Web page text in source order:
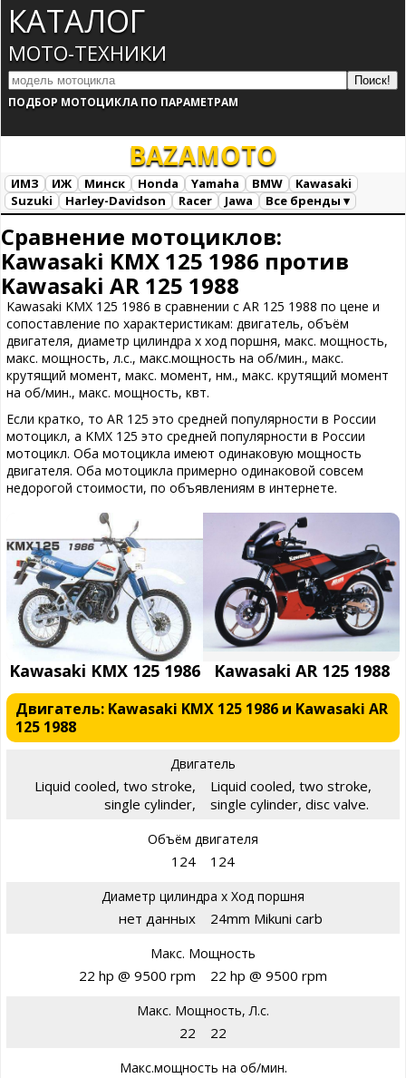
КАТАЛОГ
МОТО-ТЕХНИКИ
ПОДБОР МОТОЦИКЛА ПО ПАРАМЕТРАМ
BAZAMOTO
ИМЗ ИЖ Минск Honda Yamaha BMW
Kawasaki
Suzuki
Harley-Davidson Racer Jawa
Все бренды ▾
Сравнение мотоциклов:
Kawasaki KMX 125 1986 против
Kawasaki AR 125 1988
Kawasaki KMX 125 1986 в сравнении с AR 125 1988 по цене и
сопоставление по характеристикам: двигатель, объём
двигателя, диаметр цилиндра х ход поршня, макс. мощность,
макс. мощность, л.с., макс.мощность на об/мин., макс.
крутящий момент, макс. момент, нм., макс. крутящий момент
на об/мин., макс. мощность, квт.
Если кратко, то AR 125 это средней популярности в России
мотоцикл, а KMX 125 это средней популярности в России
мотоцикл. Оба мотоцикла имеют одинаковую мощность
двигателя. Оба мотоцикла примерно одинаковой совсем
недорогой стоимости, по объявлениям в интернете.
Kawasaki KMX 125 1986 Kawasaki AR 125 1988
Двигатель: Kawasaki KMX 125 1986 и Kawasaki AR
125 1988
Двигатель
Liquid cooled, two stroke,
single cylinder,
Liquid cooled, two stroke,
single cylinder, disc valve.
Объём двигателя
124 124
Диаметр цилиндра х Ход поршня
нет данных 24mm Mikuni carb
Макс. Мощность
22 hp @ 9500 rpm 22 hp @ 9500 rpm
Макс. Мощность, Л.с.
22 22
Макс.мощность на об/мин.